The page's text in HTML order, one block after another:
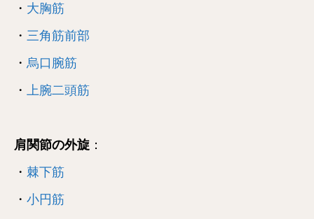
・ 大胸筋
・ 三角筋前部
・ 烏口腕筋
・ 上腕二頭筋
肩関節の外旋 ：
・ 棘下筋
・ 小円筋